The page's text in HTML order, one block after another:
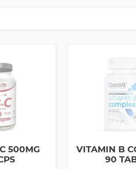
500MG
VITAMIN B
90